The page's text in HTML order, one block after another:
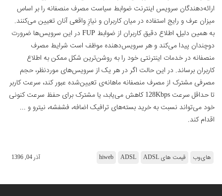
ارائه‌دهندگان سرویس اینترنت ضوابط سیاست مصرف منصفانه را بر اساس
میزان عرف و رایج استفاده در میان کاربران و نیازِ واقعی آنان تعیین می‌کنند.
به همین دلیل، اطلاع دقیق کاربران از ضوابط FUP در این سرویس‌ها ضرورت
دوچندان پیدا می‌کند و هر سرویس‌دهنده موظف است شرایط مصرف
منصفانه در خدمات اینترنتی خود را به روشن‌ترین شکل ممکن به اطلاع
کاربران برساند. در این حالت اگر در هر یک از سرویس‌های موردنظر، حجم
مصرفی مشترک از مصرف منصفانه ماهانه‌ی تعیین‌شده عبور کند، سرعت کاربر
تا حداقل سرعت 128Kbps کاهش می‌یابد، یا مشترک برای حفظ سرعت کنونی
خود می‌تواند نسبت به خرید بسته‌های ترافیک اضافه، فشفشه، نیترو و ...
اقدام کند.
های‌وب قیمت های ADSL ADSL
hiweb آذر 04, 1396